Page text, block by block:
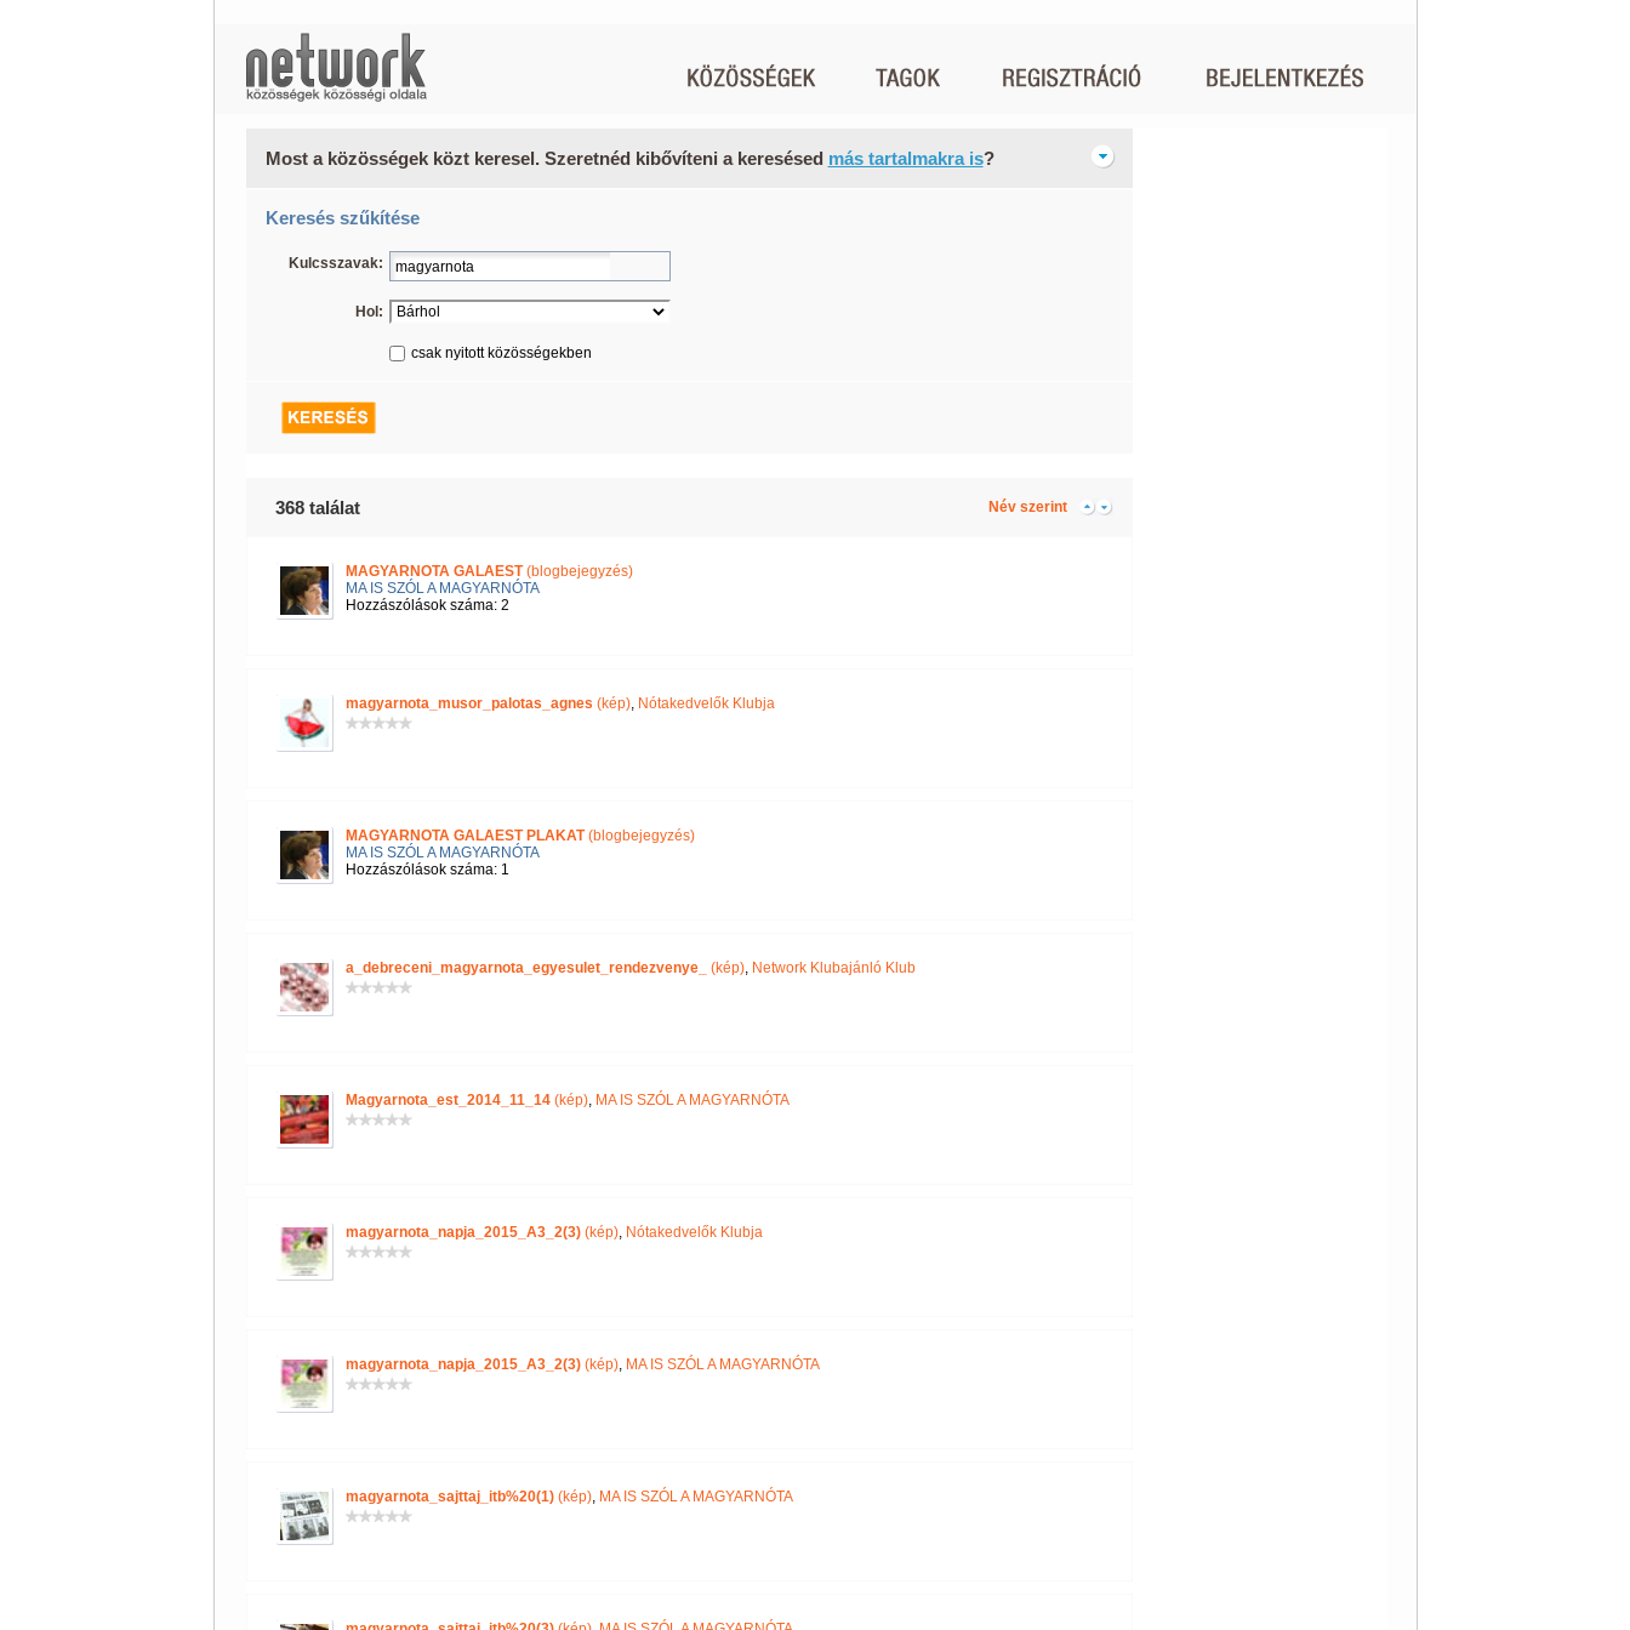
Most a közösségek közt keresel. Szeretnéd kibővíteni a keresésed más tartalmakra is?
Keresés szűkítése
Kulcsszavak:
Hol:
csak nyitott közösségekben
368 találat Név szerint
MAGYARNOTA GALAEST(blogbejegyzés)
MA IS SZÓL A MAGYARNÓTA
Hozzászólások száma: 2
magyarnota_musor_palotas_agnes (kép), Nótakedvelők Klubja
MAGYARNOTA GALAEST PLAKAT(blogbejegyzés)
MA IS SZÓL A MAGYARNÓTA
Hozzászólások száma: 1
a_debreceni_magyarnota_egyesulet_rendezvenye_ (kép), Network Klubajánló Klub
Magyarnota_est_2014_11_14(kép), MA IS SZÓL A MAGYARNÓTA
magyarnota_napja_2015_A3_2(3)(kép), Nótakedvelők Klubja
magyarnota_napja_2015_A3_2(3)(kép), MA IS SZÓL A MAGYARNÓTA
magyarnota_sajttaj_itb%20(1)(kép), MA IS SZÓL A MAGYARNÓTA